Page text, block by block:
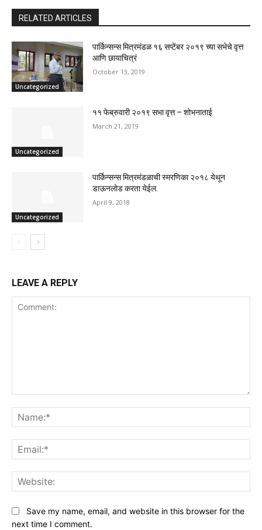
RELATED ARTICLES
Uncategorized
पार्किन्सन्स मित्रमंडळ १६ सप्टेंबर २०१९ च्या सभेचे वृत्त
आणि छायाचित्रं
October 13, 2019
Uncategorized
११ फेब्रुवारी २०१९ सभा वृत्त – शोभनाताई
March 21, 2019
Uncategorized
पार्किन्सन्स मित्रमंडळाची स्मरणिका २०१८ येथून
डाऊनलोड करता येईल.
April 9, 2018
LEAVE A REPLY
Save my name, email, and website in this browser for the
next time I comment.